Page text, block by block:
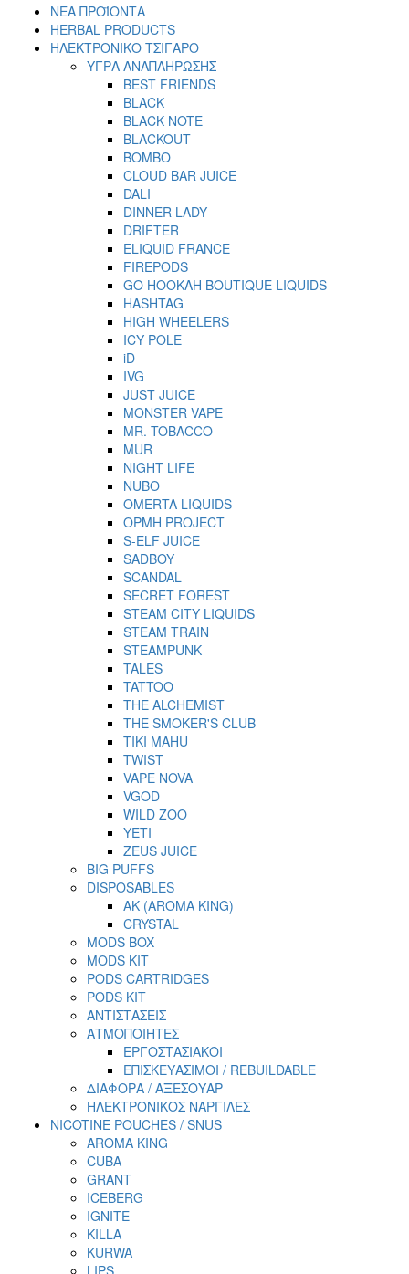
ΝΕΑ ΠΡΟΪΟΝΤΑ
HERBAL PRODUCTS
ΗΛΕΚΤΡΟΝΙΚΟ ΤΣΙΓΑΡΟ
ΥΓΡΑ ΑΝΑΠΛΗΡΩΣΗΣ
BEST FRIENDS
BLACK
BLACK NOTE
BLACKOUT
BOMBO
CLOUD BAR JUICE
DALI
DINNER LADY
DRIFTER
ELIQUID FRANCE
FIREPODS
GO HOOKAH BOUTIQUE LIQUIDS
HASHTAG
HIGH WHEELERS
ICY POLE
iD
IVG
JUST JUICE
MONSTER VAPE
MR. TOBACCO
MUR
NIGHT LIFE
NUBO
OMERTA LIQUIDS
OPMH PROJECT
S-ELF JUICE
SADBOY
SCANDAL
SECRET FOREST
STEAM CITY LIQUIDS
STEAM TRAIN
STEAMPUNK
TALES
TATTOO
THE ALCHEMIST
THE SMOKER'S CLUB
TIKI MAHU
TWIST
VAPE NOVA
VGOD
WILD ZOO
YETI
ZEUS JUICE
BIG PUFFS
DISPOSABLES
AK (AROMA KING)
CRYSTAL
MODS BOX
MODS KIT
PODS CARTRIDGES
PODS KIT
ΑΝΤΙΣΤΑΣΕΙΣ
ΑΤΜΟΠΟΙΗΤΕΣ
ΕΡΓΟΣΤΑΣΙΑΚΟΙ
ΕΠΙΣΚΕΥΑΣΙΜΟΙ / REBUILDABLE
ΔΙΑΦΟΡΑ / ΑΞΕΣΟΥΑΡ
ΗΛΕΚΤΡΟΝΙΚΟΣ ΝΑΡΓΙΛΕΣ
NICOTINE POUCHES / SNUS
AROMA KING
CUBA
GRANT
ICEBERG
IGNITE
KILLA
KURWA
LIPS